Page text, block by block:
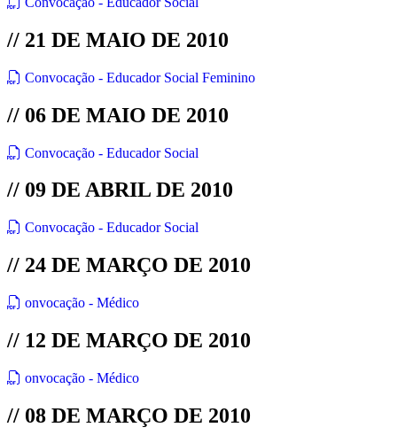
// 21 DE MAIO DE 2010
Convocação - Educador Social Feminino
// 06 DE MAIO DE 2010
Convocação - Educador Social
// 09 DE ABRIL DE 2010
Convocação - Educador Social
// 24 DE MARÇO DE 2010
onvocação - Médico
// 12 DE MARÇO DE 2010
onvocação - Médico
// 08 DE MARÇO DE 2010